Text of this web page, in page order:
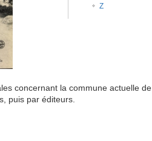
Z
concernant la commune actuelle de
puis par éditeurs.